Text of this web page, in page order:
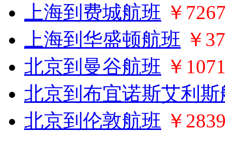
上海到费城航班 ￥
上海到华盛顿航班 ￥
北京到曼谷航班 ￥
北京到布宜诺斯艾利斯
北京到伦敦航班 ￥